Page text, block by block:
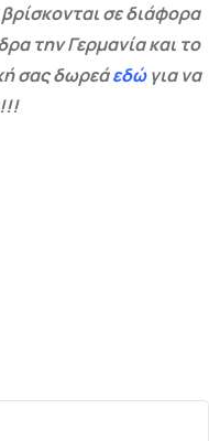
σε διάφορα
την Γερμανία και το
σας δωρεάεδώγια να